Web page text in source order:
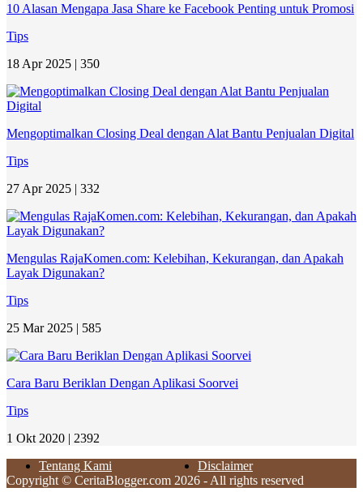
10 Alasan Mengapa Jasa Share ke Facebook Penting untuk Promosi
Tips
18 Apr 2025 | 350
Mengoptimalkan Closing Deal dengan Alat Bantu Penjualan Digital
Tips
27 Apr 2025 | 332
Mengulas RajaKomen.com: Kelebihan, Kekurangan, dan Apakah
Layak Digunakan?
Tips
25 Mar 2025 | 585
Cara Baru Beriklan Dengan Aplikasi Soorvei
Tips
1 Okt 2020 | 2392
Tentang Kami
Disclaimer
Copyright © CeritaBlogger.com 2026 - All rights reserved